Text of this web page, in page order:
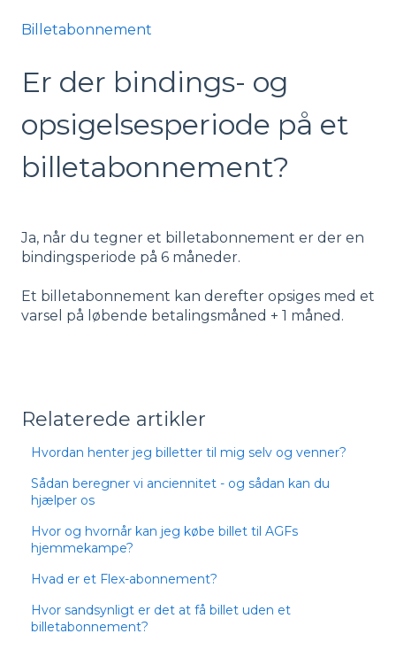
Billetabonnement
Er der bindings- og
opsigelsesperiode på et
billetabonnement?
Ja, når du tegner et billetabonnement er der en
bindingsperiode på 6 måneder.
Et billetabonnement kan derefter opsiges med et
varsel på løbende betalingsmåned + 1 måned.
Relaterede artikler
Hvordan henter jeg billetter til mig selv og venner?
Sådan beregner vi anciennitet - og sådan kan du
hjælper os
Hvor og hvornår kan jeg købe billet til AGFs
hjemmekampe?
Hvad er et Flex-abonnement?
Hvor sandsynligt er det at få billet uden et
billetabonnement?